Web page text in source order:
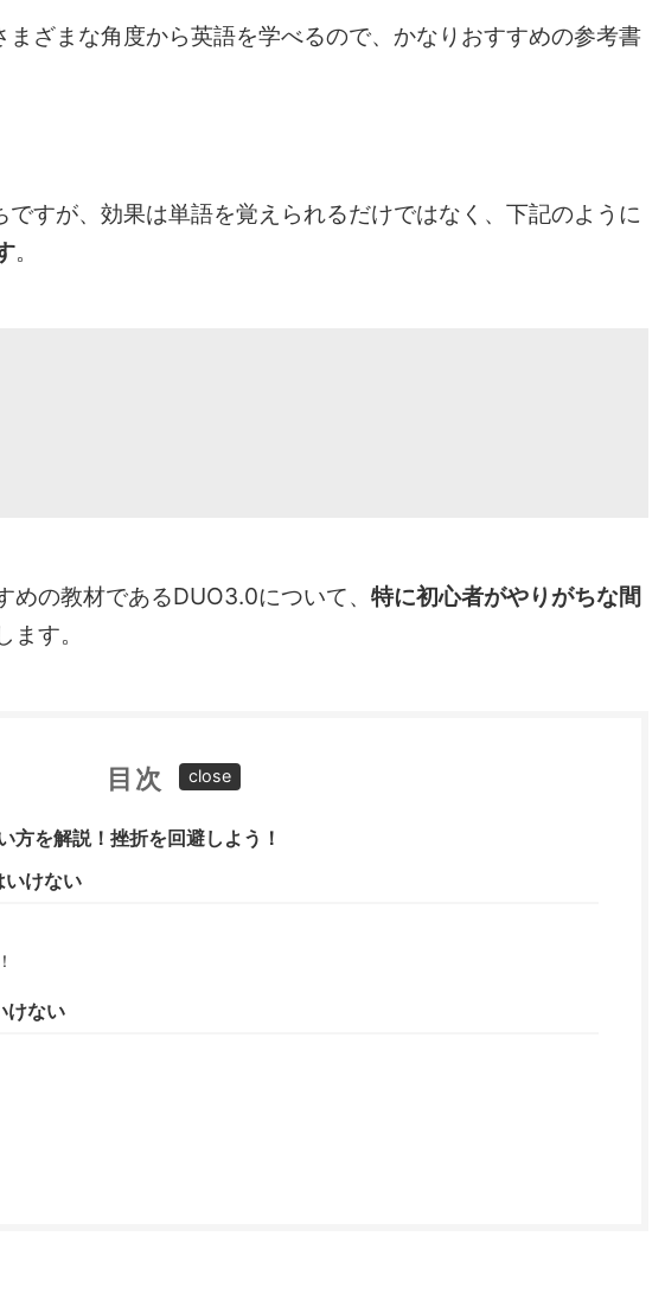
まざまな角度から英語を学べるので、かなりおすすめの参考書
すが、効果は単語を覚えられるだけではなく、下記のように
。
めの教材であるDUO3.0について、 特に初心者がやりがちな間
す。
目次
を解説！挫折を回避しよう！
いけない
けない